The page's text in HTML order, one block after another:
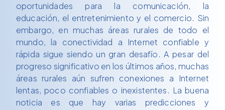
oportunidades para la comunicación, la
educación, el entretenimiento y el comercio. Sin
embargo, en muchas áreas rurales de todo el
mundo, la conectividad a Internet confiable y
rápida sigue siendo un gran desafío. A pesar del
progreso significativo en los últimos años, muchas
áreas rurales aún sufren conexiones a Internet
lentas, poco confiables o inexistentes. La buena
noticia es que hay varias predicciones y